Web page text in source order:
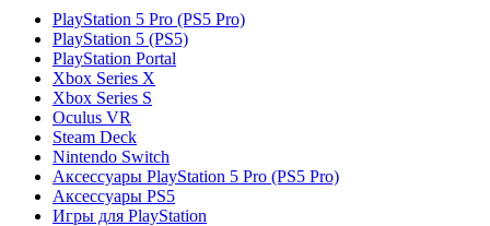
PlayStation 5 Pro (PS5 Pro)
PlayStation 5 (PS5)
PlayStation Portal
Xbox Series X
Xbox Series S
Oculus VR
Steam Deck
Nintendo Switch
Аксессуары PlayStation 5 Pro (PS5 Pro)
Аксессуары PS5
Игры для PlayStation